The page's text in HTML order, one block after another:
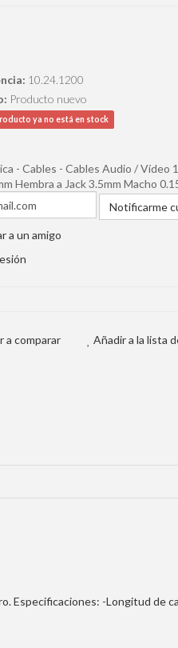
10.24.1200
Producto nuevo
ya no está en stock
- Cables - Cables Audio / Vídeo
Hembra a Jack 3.5mm Macho
Notificarme
a un amigo
a comparar Añadir a la lista
Especificaciones: -Longitud de